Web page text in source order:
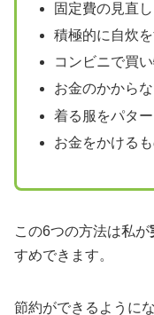
固定費の見直し
積極的に自炊
コンビニで買
お金のかから
着る服をパタ
お金をかける
この6つの方法は私が
すめできます。
節約ができるように